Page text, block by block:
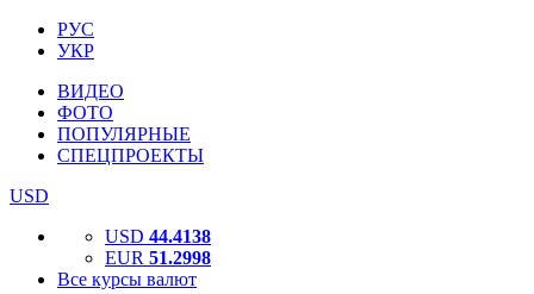
РУС
УКР
ВИДЕО
ФОТО
ПОПУЛЯРНЫЕ
СПЕЦПРОЕКТЫ
USD
USD 44.4138
EUR 51.2998
Все курсы валют